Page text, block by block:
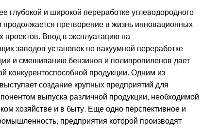
глубокой и широкой переработке углеводородного
претворение в жизнь инновационных
проектов. Ввод в эксплуатацию на
заводов установок по вакуумной переработке
и смешиванию бензинов и полипропиленов дает
конкурентоспособной продукции. Одним из
создание крупных предприятий для
выпуска различной продукции, необходимой
хозяйстве и в быту. Еще одно перспективное и
предприятия которой производят